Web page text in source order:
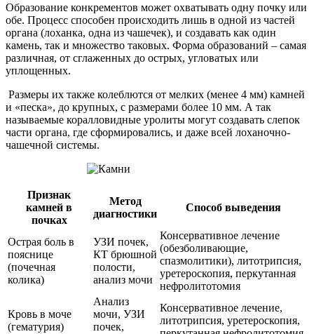
Образование конкрементов может охватывать одну почку или
обе. Процесс способен происходить лишь в одной из частей
органа (лоханка, одна из чашечек), и создавать как один
камень, так и множество таковых. Форма образований – самая
различная, от сглаженных до острых, угловатых или
уплощенных.
Размеры их также колеблются от мелких (менее 4 мм) камней
и «песка», до крупных, с размерами более 10 мм. А так
называемые коралловидные уролиты могут создавать слепок
части органа, где сформировались, и даже всей лоханочно-
чашечной системы.
Признак
камней в
почках
Метод
диагностики
Способ выведения
Острая боль в
пояснице
(почечная
колика)
УЗИ почек,
КТ брюшной
полости,
анализ мочи
Консервативное лечение
(обезболивающие,
спазмолитики), литотрипсия,
уретероскопия, перкутанная
нефролитотомия
Кровь в моче
(гематурия)
Анализ
мочи, УЗИ
почек,
Консервативное лечение,
литотрипсия, уретероскопия,